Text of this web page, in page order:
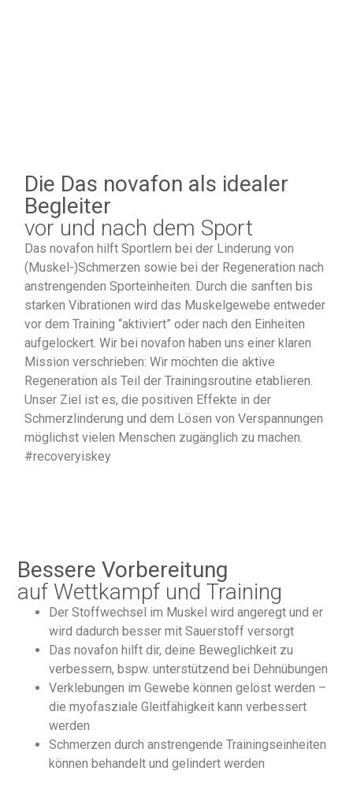
Die Das novafon als idealer
Begleiter
vor und nach dem Sport
Das novafon hilft Sportlern bei der Linderung von
(Muskel-)Schmerzen sowie bei der Regeneration nach
anstrengenden Sporteinheiten. Durch die sanften bis
starken Vibrationen wird das Muskelgewebe entweder
vor dem Training “aktiviert” oder nach den Einheiten
aufgelockert. Wir bei novafon haben uns einer klaren
Mission verschrieben: Wir möchten die aktive
Regeneration als Teil der Trainingsroutine etablieren.
Unser Ziel ist es, die positiven Effekte in der
Schmerzlinderung und dem Lösen von Verspannungen
möglichst vielen Menschen zugänglich zu machen.
#recoveryiskey
Bessere Vorbereitung
auf Wettkampf und Training
Der Stoffwechsel im Muskel wird angeregt und er
wird dadurch besser mit Sauerstoff versorgt
Das novafon hilft dir, deine Beweglichkeit zu
verbessern, bspw. unterstützend bei Dehnübungen
Verklebungen im Gewebe können gelöst werden –
die myofasziale Gleitfähigkeit kann verbessert
werden
Schmerzen durch anstrengende Trainingseinheiten
können behandelt und gelindert werden